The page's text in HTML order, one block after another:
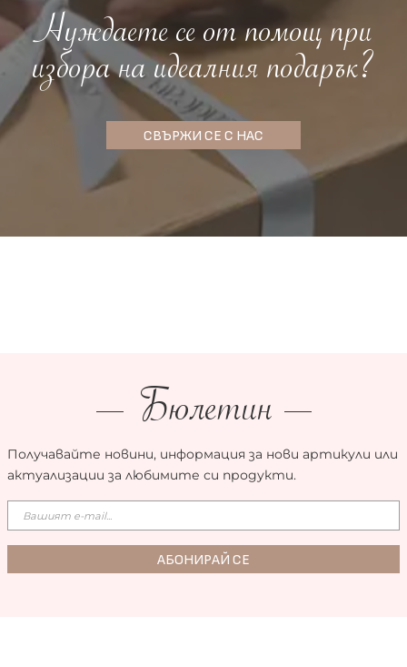
Нуждаете се от помощ при
избора на идеалния подарък?
СВЪРЖИ СЕ С НАС
Бюлетин
Получавайте новини, информация за нови артикули или
актуализации за любимите си продукти.